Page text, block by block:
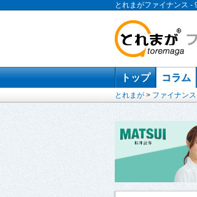
とれまがファイナンス -
トップ コラム
とれまが > ファイナンス